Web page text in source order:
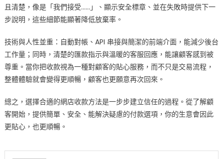
且清楚，像是「我們接受……」、顯示安全標章、並在失敗時提供下一
步說明，這些細節能顯著降低放棄率。
技術與人性並重：自動對帳、API 串接與簡潔的前端介面，能減少後台
工作量；同時，清楚的匯款指示與溫暖的客服回應，能讓顧客感到被
尊重。當你把收款視為一種對顧客的貼心服務，而不只是交易流程，
整體體驗就會變得更順暢，顧客也更願意再次回來。
總之，選擇合適的網店收款方法是一步步建立信任的過程。從了解顧
客開始，提供簡單、安全、能解決疑慮的付款選項，你的生意會因此
更貼心，也更順暢。